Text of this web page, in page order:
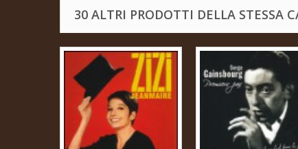
30 ALTRI PRODOTTI DELLA STESSA